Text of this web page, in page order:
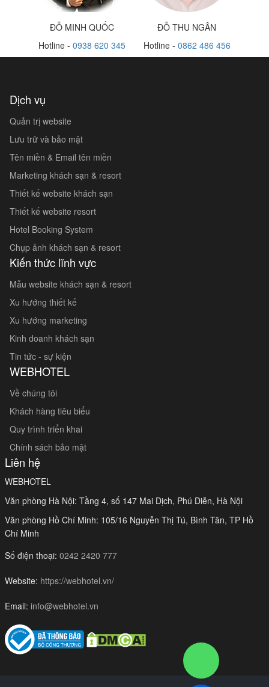
ĐỖ MINH QUỐC
Hotline - 0938 620 345
ĐỖ THU NGÂN
Hotline - 0862 486 456
Dịch vụ
Quản trị website
Lưu trữ và bảo mật
Tên miền & Email tên miền
Marketing khách sạn & resort
Thiết kế website khách sạn
Thiết kế website resort
Hotel Booking System
Chụp ảnh khách sạn & resort
Kiến thức lĩnh vực
Mẫu website khách sạn & resort
Xu hướng thiết kế
Xu hướng marketing
Kinh doanh khách sạn
Tin tức - sự kiện
WEBHOTEL
Về chúng tôi
Khách hàng tiêu biểu
Quy trình triển khai
Chính sách bảo mật
Liên hệ
WEBHOTEL
Văn phòng Hà Nội: Tầng 4, số 147 Mai Dịch, Phú Diễn, Hà Nội
Văn phòng Hồ Chí Minh: 105/16 Nguyễn Thị Tú, Bình Tân, TP Hồ
Chí Minh
Số điện thoại: 0242 2420 777
Website: https://webhotel.vn/
Email: info@webhotel.vn